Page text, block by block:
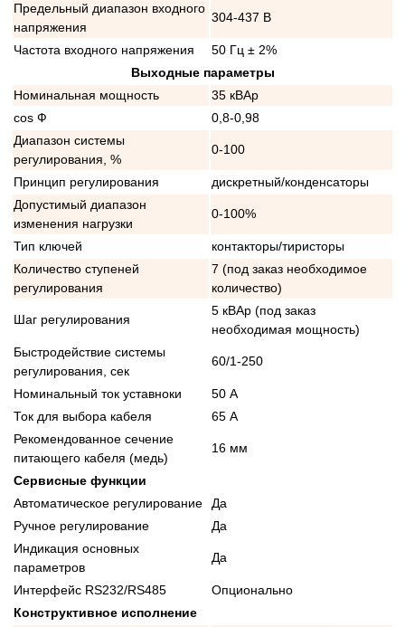
Предельный диапазон входного
напряжения
304-437 В
Частота входного напряжения
50 Гц ± 2%
Выходные параметры
Номинальная мощность
35 кВАр
cos Ф
0,8-0,98
Диапазон системы
регулирования, %
0-100
Принцип регулирования
дискретный/конденсаторы
Допустимый диапазон
изменения нагрузки
0-100%
Тип ключей
контакторы/тиристоры
Количество ступеней
регулирования
7 (под заказ необходимое
количество)
Шаг регулирования
5 кВАр (под заказ
необходимая мощность)
Быстродействие системы
регулирования, сек
60/1-250
Номинальный ток уставноки
50 А
Ток для выбора кабеля
65 А
Рекомендованное сечение
питающего кабеля (медь)
16 мм
Сервисные функции
Автоматическое регулирование
Да
Ручное регулирование
Да
Индикация основных
параметров
Да
Интерфейс RS232/RS485
Опционально
Конструктивное исполнение